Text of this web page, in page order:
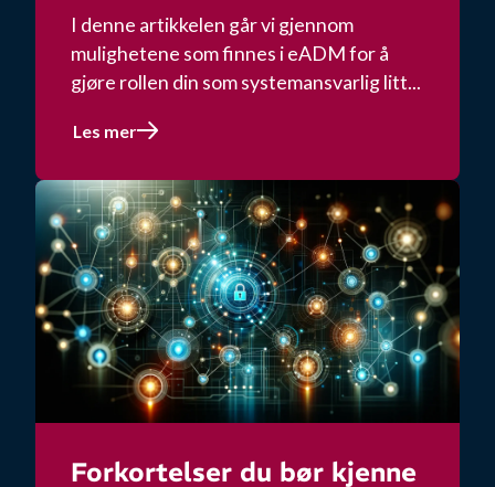
I denne artikkelen går vi gjennom
mulighetene som finnes i eADM for å
gjøre rollen din som systemansvarlig litt...
Les mer
Forkortelser du bør kjenne